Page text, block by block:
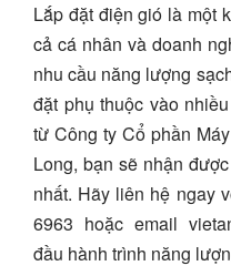
Lắp đặt điện gió là một
cả cá nhân và doanh
nhu cầu năng lượng
đặt phụ thuộc vào
từCông ty Cổ phần
Long, bạn sẽ nhận
nhất. Hãy liên hệ ngay
6963 hoặc email
đầu hành trình năng